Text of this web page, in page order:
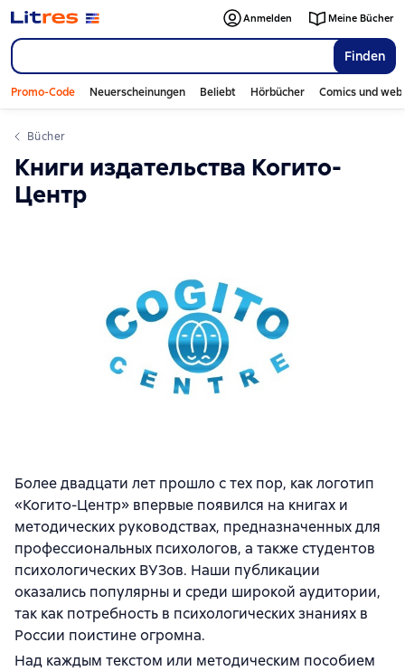
Finden
Anmelden Meine Bücher
Promo-Code Neuerscheinungen Beliebt Hörbücher Comics und
Bücher
Книги издательства Когито-
Центр
Более двадцати лет прошло с тех пор, как логотип
«Когито-Центр» впервые появился на книгах и
методических руководствах, предназначенных для
профессиональных психологов, а также студентов
психологических ВУЗов. Наши публикации
оказались популярны и среди широкой аудитории,
так как потребность в психологических знаниях в
России поистине огромна.
Над каждым текстом или методическим пособием